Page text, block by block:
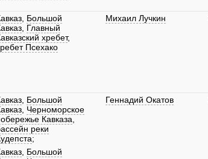
Большой
Главный
хребет,
Псехако
Михаил Лучкин
Большой
Черноморское
Кавказа
реки
;
Большой
Геннадий Окатов